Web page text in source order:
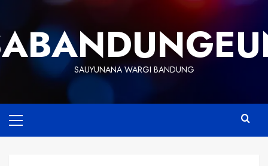
content
SAUYUNANA WARGI BANDUNG
Menu